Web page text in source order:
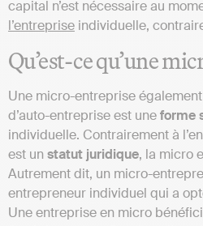
capital n’est nécessaire au
l’entreprise individuelle,
Qu’est-ce qu’une
Une micro-entreprise
d’auto-entreprise est uneforme
individuelle. Contrairement à
est un statut juridique, la micro
Autrement dit, un micro-
entrepreneur individuel qui a
Une entreprise en micro